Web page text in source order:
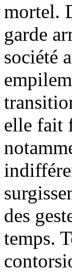
mortel.
garde
société
elle fait
des
temps.